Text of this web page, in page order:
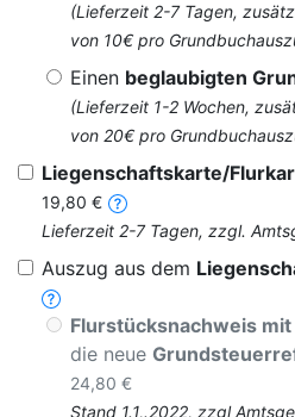
(Lieferzeit 2-7 Tagen,
von 10€ pro
Einen beglaubigten
(Lieferzeit 1-2 Wochen,
von 20€ pro
Liegenschaftskarte/
19,80 €
Lieferzeit 2-7 Tagen, zzgl.
Auszug aus dem
Flurstücksnachweis
die neue
24,80 €
Stand 1.1,.2022, zzgl